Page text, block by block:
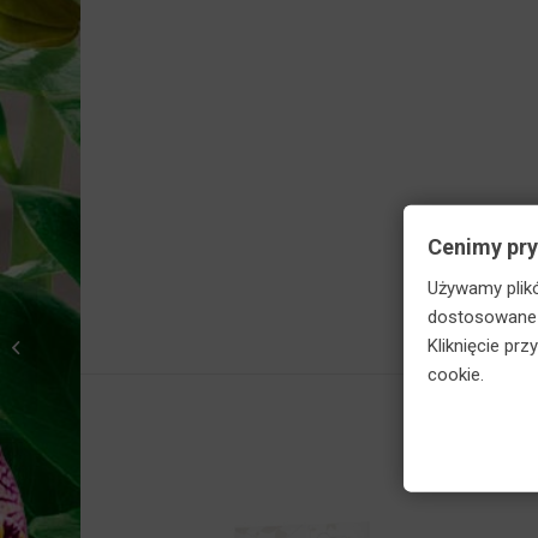
Agrecol BIOHUMICOL
Cenimy
Używamy
Kliknięcie
cookie.